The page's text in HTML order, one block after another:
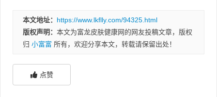
本文地址： https://www.lkflly.com/94325.html
版权声明： 本文为富龙皮肤健康网的网友投稿文章，版权
归 小富富 所有，欢迎分享本文，转载请保留出处！
点赞